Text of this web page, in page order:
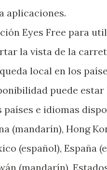
aplicaciones.
Eyes Free para
la vista de la
local en los
puede
países e idiomas
(mandarín), Hong
(español), España
(mandarín),